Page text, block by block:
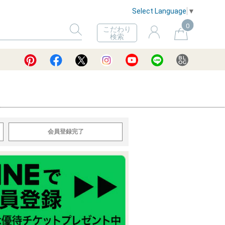
Select Language ▼
こだわり
検索
0
会員登録完了